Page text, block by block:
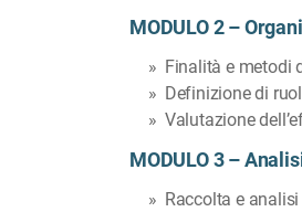
MODULO 2 –
Finalità e metodi
Definizione di
Valutazione
MODULO 3 –
Raccolta e